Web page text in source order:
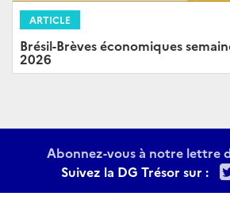
ARTICLE
Brésil-Brèves économiques
2026
Abonnez-vous à notre lettre
Suivez la DG Trésor sur :